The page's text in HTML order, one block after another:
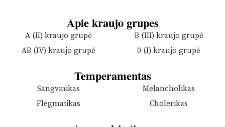
Apie kraujo grupes
A (II) kraujo grupė
B (III) kraujo grupė
AB (IV) kraujo grupė
0 (I) kraujo grupė
Temperamentas
Sangvinikas
Melancholikas
Flegmatikas
Cholerikas